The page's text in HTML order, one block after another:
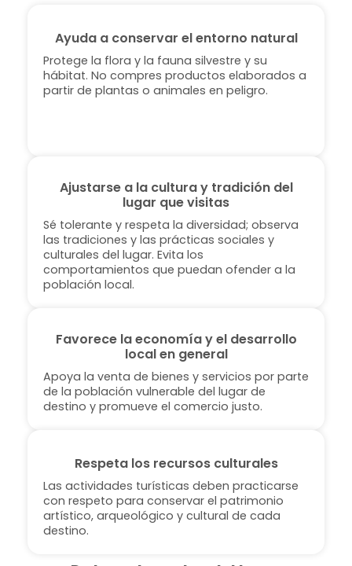
Ayuda a conservar el entorno natural
Protege la flora y la fauna silvestre y su
hábitat. No compres productos elaborados a
partir de plantas o animales en peligro.
Ajustarse a la cultura y tradición del
lugar que visitas
Sé tolerante y respeta la diversidad; observa
las tradiciones y las prácticas sociales y
culturales del lugar. Evita los
comportamientos que puedan ofender a la
población local.
Favorece la economía y el desarrollo
local en general
Apoya la venta de bienes y servicios por parte
de la población vulnerable del lugar de
destino y promueve el comercio justo.
Respeta los recursos culturales
Las actividades turísticas deben practicarse
con respeto para conservar el patrimonio
artístico, arqueológico y cultural de cada
destino.